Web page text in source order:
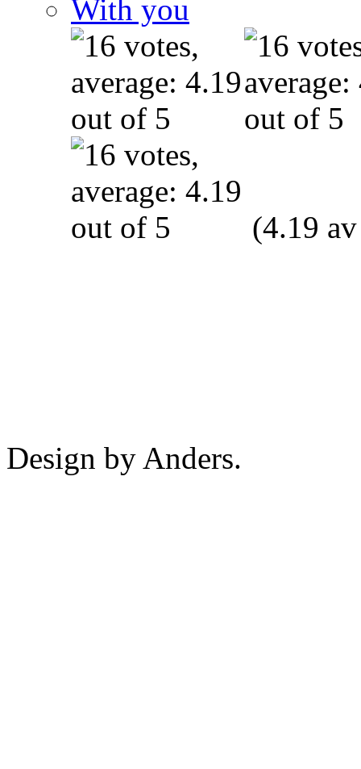
With you
(4.19
Design by Anders.